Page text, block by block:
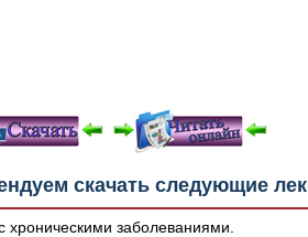
различные ошибки отображения
размеров исходных шаблонов.
автоматически.
скачать следующие
заболеваниями.